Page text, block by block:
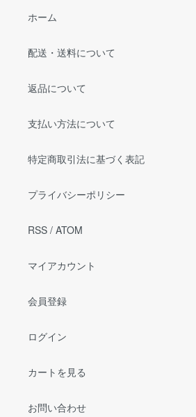
ホーム
配送・送料について
返品について
支払い方法について
特定商取引法に基づく表記
プライバシーポリシー
RSS / ATOM
マイアカウント
会員登録
ログイン
カートを見る
お問い合わせ